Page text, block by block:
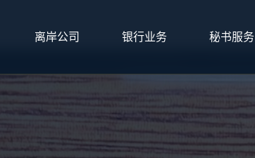
离岸公司 银行业务 秘书服务